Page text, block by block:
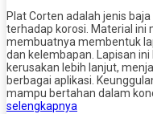
Plat Corten adalah jenis
terhadap korosi. Material ini
membuatnya membentuk
dan kelembapan. Lapisan
kerusakan lebih lanjut,
berbagai aplikasi.
mampu bertahan dalam
selengkapnya